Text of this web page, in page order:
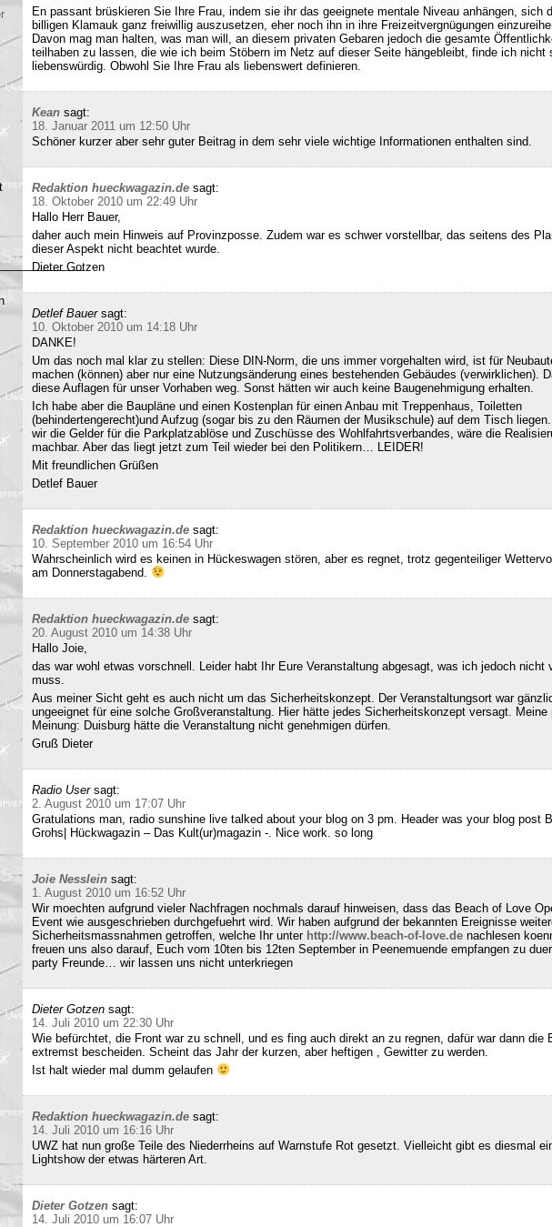
En passant brüskieren Sie Ihre Frau, indem sie ihr das geeignete mentale Niveau anhängen, sich
billigen Klamauk ganz freiwillig auszusetzen, eher noch ihn in ihre Freizeitvergnügungen
Davon mag man halten, was man will, an diesem privaten Gebaren jedoch die gesamte
teilhaben zu lassen, die wie ich beim Stöbern im Netz auf dieser Seite hängebleibt, finde ich nicht
liebenswürdig. Obwohl Sie Ihre Frau als liebenswert definieren.
Kean sagt:
18. Januar 2011 um 12:50 Uhr
Schöner kurzer aber sehr guter Beitrag in dem sehr viele wichtige Informationen enthalten sind.
Redaktion hueckwagazin.de sagt:
18. Oktober 2010 um 22:49 Uhr
Hallo Herr Bauer,
daher auch mein Hinweis auf Provinzposse. Zudem war es schwer vorstellbar, das seitens des
dieser Aspekt nicht beachtet wurde.
Dieter Gotzen
Detlef Bauer sagt:
10. Oktober 2010 um 14:18 Uhr
DANKE!
Um das noch mal klar zu stellen: Diese DIN-Norm, die uns immer vorgehalten wird, ist für
machen (können) aber nur eine Nutzungsänderung eines bestehenden Gebäudes (verwirklichen).
diese Auflagen für unser Vorhaben weg. Sonst hätten wir auch keine Baugenehmigung erhalten.
Ich habe aber die Baupläne und einen Kostenplan für einen Anbau mit Treppenhaus, Toiletten
(behindertengerecht)und Aufzug (sogar bis zu den Räumen der Musikschule) auf dem Tisch
wir die Gelder für die Parkplatzablöse und Zuschüsse des Wohlfahrtsverbandes, wäre die
machbar. Aber das liegt jetzt zum Teil wieder bei den Politikern… LEIDER!
Mit freundlichen Grüßen
Detlef Bauer
Redaktion hueckwagazin.de sagt:
10. September 2010 um 16:54 Uhr
Wahrscheinlich wird es keinen in Hückeswagen stören, aber es regnet, trotz gegenteiliger
am Donnerstagabend.
Redaktion hueckwagazin.de sagt:
20. August 2010 um 14:38 Uhr
Hallo Joie,
das war wohl etwas vorschnell. Leider habt Ihr Eure Veranstaltung abgesagt, was ich jedoch nicht
muss.
Aus meiner Sicht geht es auch nicht um das Sicherheitskonzept. Der Veranstaltungsort war
ungeeignet für eine solche Großveranstaltung. Hier hätte jedes Sicherheitskonzept versagt. Meine
Meinung: Duisburg hätte die Veranstaltung nicht genehmigen dürfen.
Gruß Dieter
Radio User sagt:
2. August 2010 um 17:07 Uhr
Gratulations man, radio sunshine live talked about your blog on 3 pm. Header was your blog post
Grohs| Hückwagazin – Das Kult(ur)magazin -. Nice work. so long
Joie Nesslein sagt:
1. August 2010 um 16:52 Uhr
Wir moechten aufgrund vieler Nachfragen nochmals darauf hinweisen, dass das Beach of Love
Event wie ausgeschrieben durchgefuehrt wird. Wir haben aufgrund der bekannten Ereignisse
Sicherheitsmassnahmen getroffen, welche Ihr unter http://www.beach-of-love.de nachlesen
freuen uns also darauf, Euch vom 10ten bis 12ten September in Peenemuende empfangen zu
party Freunde… wir lassen uns nicht unterkriegen
Dieter Gotzen sagt:
14. Juli 2010 um 22:30 Uhr
Wie befürchtet, die Front war zu schnell, und es fing auch direkt an zu regnen, dafür war dann die
extremst bescheiden. Scheint das Jahr der kurzen, aber heftigen , Gewitter zu werden.
Ist halt wieder mal dumm gelaufen
Redaktion hueckwagazin.de sagt:
14. Juli 2010 um 16:16 Uhr
UWZ hat nun große Teile des Niederrheins auf Warnstufe Rot gesetzt. Vielleicht gibt es diesmal
Lightshow der etwas härteren Art.
Dieter Gotzen sagt:
14. Juli 2010 um 16:07 Uhr